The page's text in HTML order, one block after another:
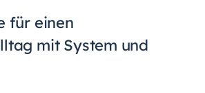
für einen
mit System und